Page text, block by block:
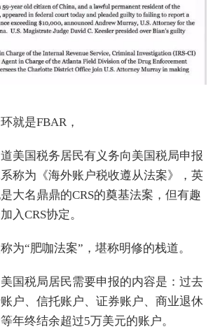
就是FBAR，
美国税务居民有义务向美国税局申报
称为《海外账户税收遵从法案》，英
大名鼎鼎的CRS的奠基法案，但有趣
入CRS协定。
为“肥咖法案”，堪称明修的栈道。
国税局居民需要申报的内容是：过去
户、信托账户、证券账户、商业退休
年终结余超过5万美元的账户。